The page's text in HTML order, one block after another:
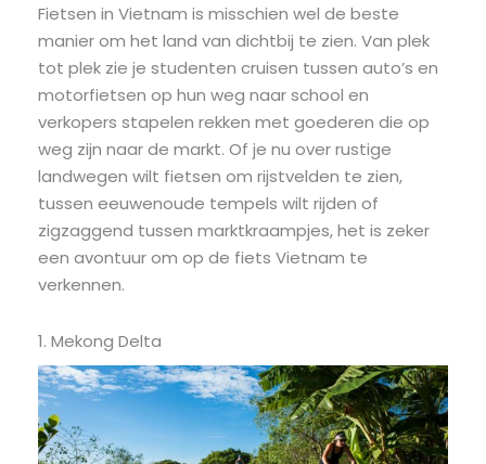
Fietsen in Vietnam is misschien wel de beste
manier om het land van dichtbij te zien. Van plek
tot plek zie je studenten cruisen tussen auto’s en
motorfietsen op hun weg naar school en
verkopers stapelen rekken met goederen die op
weg zijn naar de markt. Of je nu over rustige
landwegen wilt fietsen om rijstvelden te zien,
tussen eeuwenoude tempels wilt rijden of
zigzaggend tussen marktkraampjes, het is zeker
een avontuur om op de fiets Vietnam te
verkennen.
1. Mekong Delta